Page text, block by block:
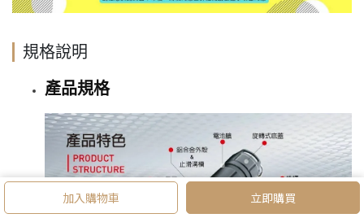
加入購物車 立即購買
規格說明
產品規格